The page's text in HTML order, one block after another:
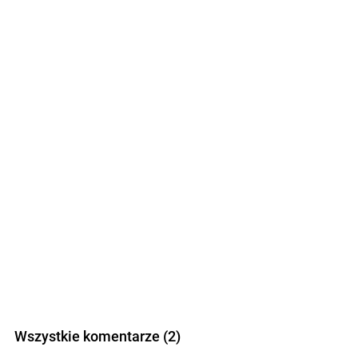
Wszystkie komentarze (2)